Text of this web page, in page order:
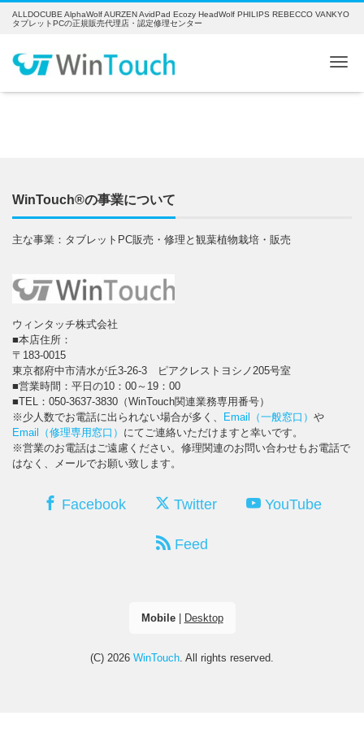
ALLDOCUBE AlphaWolf AURZEN AvidPad Ecozy HeadWolf PHILIPS REBECCO VANKYO
タブレットPCの正規販売代理店・認定修理センター
WinTouch®の事業について
主な事業：タブレットPC販売・修理と観葉植物栽培・販売
ウィンタッチ株式会社
■本店住所：
〒183-0015
東京都府中市清水が丘3-26-3 ピアクレストヨシノ205号室
■営業時間：平日の10：00～19：00
■TEL：050-3637-3830（WinTouch関連業務専用番号）
※少人数でお電話に出られない場合が多く、
Email（一般窓口） や
Email（修理専用窓口） にてご連絡いただけますと幸いです。
※営業のお電話はご遠慮ください。修理関連のお問い合わせもお電話で
はなく、メールでお願い致します。
Facebook Twitter YouTube
Feed
Mobile| Desktop
(C) 2026 WinTouch. All rights reserved.